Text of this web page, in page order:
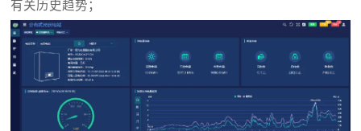
有关历史趋势；